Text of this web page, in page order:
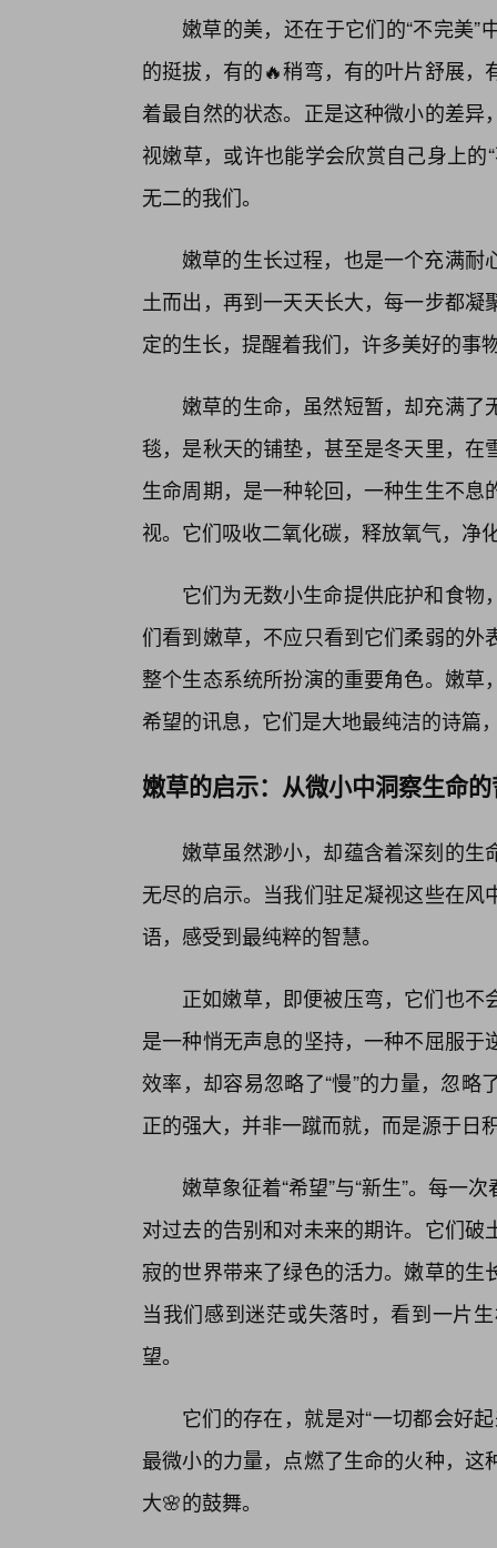
嫩草的美，还在于它们的“不完美
的挺拔，有的🔥稍弯，有的叶片舒展
着最自然的状态。正是这种微小的差
视嫩草，或许也能学会欣赏自己身上
无二的我们。
嫩草的生长过程，也是一个充满
土而出，再到一天天长大，每一步都
定的生长，提醒着我们，许多美好的事
嫩草的生命，虽然短暂，却充满
毯，是秋天的铺垫，甚至是冬天里，
生命周期，是一种轮回，一种生生不
视。它们吸收二氧化碳，释放氧气，净
它们为无数小生命提供庇护和食
们看到嫩草，不应只看到它们柔弱的
整个生态系统所扮演的重要角色。嫩
希望的讯息，它们是大地最纯洁的诗篇
嫩草的启示：从微小中洞察生命
嫩草虽然渺小，却蕴含着深刻的
无尽的启示。当我们驻足凝视这些在
语，感受到最纯粹的智慧。
正如嫩草，即便被压弯，它们也
是一种悄无声息的坚持，一种不屈服
效率，却容易忽略了“慢”的力量，忽
正的强大，并非一蹴而就，而是源于日
嫩草象征着“希望”与“新生”。每一
对过去的告别和对未来的期许。它们
寂的世界带来了绿色的活力。嫩草的
当我们感到迷茫或失落时，看到一片
望。
它们的存在，就是对“一切都会好
最微小的力量，点燃了生命的火种，
大🌸的鼓舞。